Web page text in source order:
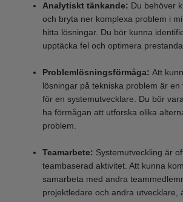
Analytiskt tänkande: Du behöver
och bryta ner komplexa problem i
hitta lösningar. Du bör kunna
upptäcka fel och optimera prestanda.
Problemlösningsförmåga: Att
lösningar på tekniska problem är en
för en systemutvecklare. Du bör
ha förmågan att utforska olika
problem.
Teamarbete: Systemutveckling är
teambaserad aktivitet. Att kunna
samarbeta med andra
projektledare och andra utvecklare,